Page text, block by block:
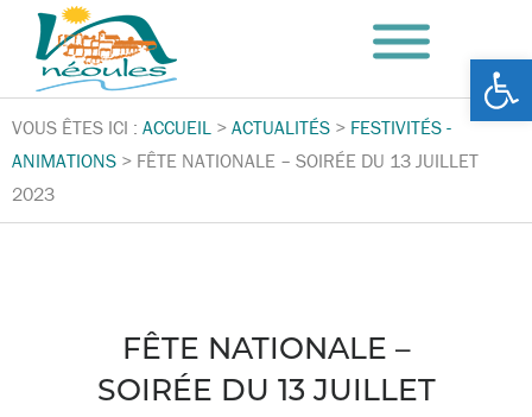
VOUS ÊTES ICI : ACCUEIL > ACTUALITÉS > FESTIVITÉS -
ANIMATIONS > FÊTE NATIONALE – SOIRÉE DU 13 JUILLET
2023
FÊTE NATIONALE –
SOIRÉE DU 13 JUILLET